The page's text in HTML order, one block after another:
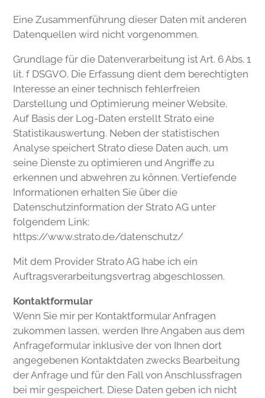
Eine Zusammenführung dieser Daten mit anderen
Datenquellen wird nicht vorgenommen.
Grundlage für die Datenverarbeitung ist Art. 6 Abs. 1
lit. f DSGVO. Die Erfassung dient dem berechtigten
Interesse an einer technisch fehlerfreien
Darstellung und Optimierung meiner Website.
Auf Basis der Log-Daten erstellt Strato eine
Statistikauswertung. Neben der statistischen
Analyse speichert Strato diese Daten auch, um
seine Dienste zu optimieren und Angriffe zu
erkennen und abwehren zu können. Vertiefende
Informationen erhalten Sie über die
Datenschutzinformation der Strato AG unter
folgendem Link:
https://www.strato.de/datenschutz/
Mit dem Provider Strato AG habe ich ein
Auftragsverarbeitungsvertrag abgeschlossen.
Kontaktformular
Wenn Sie mir per Kontaktformular Anfragen
zukommen lassen, werden Ihre Angaben aus dem
Anfrageformular inklusive der von Ihnen dort
angegebenen Kontaktdaten zwecks Bearbeitung
der Anfrage und für den Fall von Anschlussfragen
bei mir gespeichert. Diese Daten geben ich nicht